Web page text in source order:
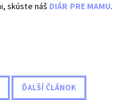
skúste náš DIÁR PRE MAMU.
ĎALŠÍ ČLÁNOK